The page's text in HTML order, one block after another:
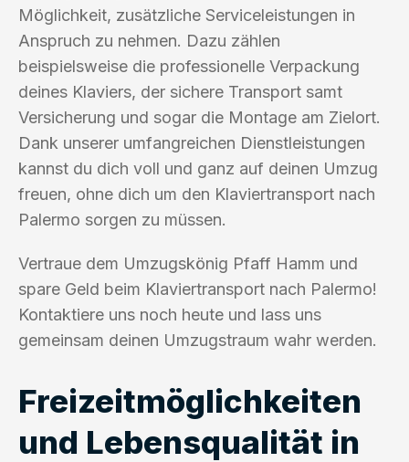
Möglichkeit, zusätzliche Serviceleistungen in
Anspruch zu nehmen. Dazu zählen
beispielsweise die professionelle Verpackung
deines Klaviers, der sichere Transport samt
Versicherung und sogar die Montage am Zielort.
Dank unserer umfangreichen Dienstleistungen
kannst du dich voll und ganz auf deinen Umzug
freuen, ohne dich um den Klaviertransport nach
Palermo sorgen zu müssen.
Vertraue dem Umzugskönig Pfaff Hamm und
spare Geld beim Klaviertransport nach Palermo!
Kontaktiere uns noch heute und lass uns
gemeinsam deinen Umzugstraum wahr werden.
Freizeitmöglichkeiten
und Lebensqualität in